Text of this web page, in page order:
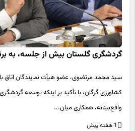
گردشگری گلستان بیش از جلسه، به
سید محمد مرتضوی، عضو هیأت نمایندگان اتاق
کشاورزی گرگان، با تأکید بر اینکه توسعه
واقع‌بینانه، همکاری میان...
1 هفته پیش